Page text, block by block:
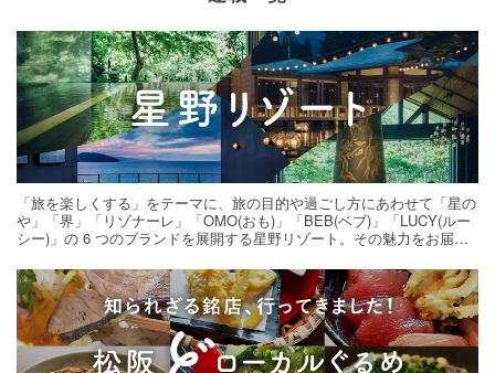
「旅を楽しくする」をテーマに、旅の目的や過ごし方にあわせて「星の
や」「界」「リゾナーレ」「OMO(おも)」「BEB(ベブ)」「LUCY(ルー
シー)」の 6 つのブランドを展開する星野リゾート。その魅力をお届け